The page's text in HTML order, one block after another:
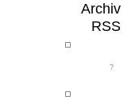
Archiv
RSS